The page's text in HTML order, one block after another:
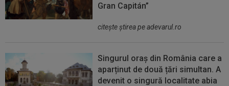
Gran Capitán”
citeşte ştirea pe adevarul.ro
Singurul oraș din România care a
aparținut de două țări simultan. A
devenit o singură localitate abia